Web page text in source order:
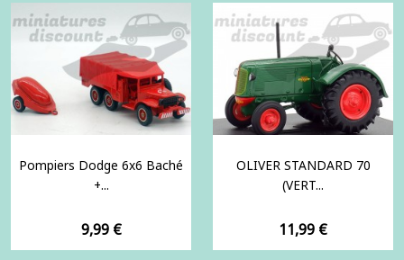
Pompiers Dodge 6x6 Baché
+...
Prix
9,99 €
OLIVER STANDARD 70
(VERT...
Prix
11,99 €